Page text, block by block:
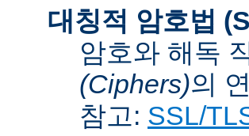
대칭적 암호법
암호와 해독
(Ciphers)의
참고: SSL/